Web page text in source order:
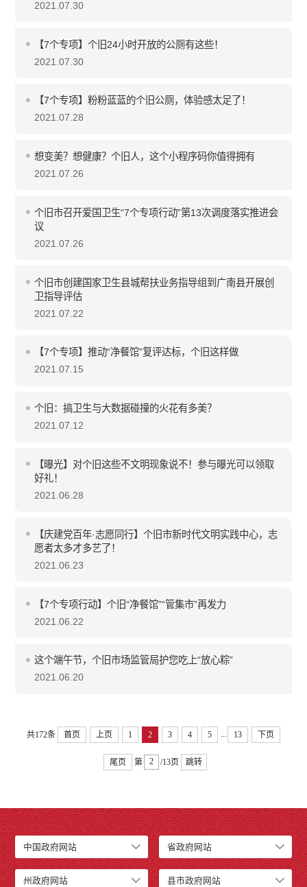
2021.07.30
【7个专项】个旧24小时开放的公厕有这些！
2021.07.30
【7个专项】粉粉蓝蓝的个旧公厕，体验感太足了！
2021.07.28
想变美？想健康？个旧人，这个小程序码你值得拥有
2021.07.26
个旧市召开爱国卫生“7个专项行动”第13次调度落实推进会
议
2021.07.26
个旧市创建国家卫生县城帮扶业务指导组到广南县开展创
卫指导评估
2021.07.22
【7个专项】推动“净餐馆”复评达标，个旧这样做
2021.07.15
个旧：搞卫生与大数据碰撞的火花有多美？
2021.07.12
【曝光】对个旧这些不文明现象说不！参与曝光可以领取
好礼！
2021.06.28
【庆建党百年·志愿同行】个旧市新时代文明实践中心，志
愿者太多才多艺了！
2021.06.23
【7个专项行动】个旧“净餐馆”“管集市”再发力
2021.06.22
这个端午节，个旧市场监管局护您吃上“放心粽”
2021.06.20
共172条 首页 上页 1 2 3 4 5 13 下页
尾页 第 /13页 跳转
中国政府网站 省政府网站
州政府网站 县市政府网站